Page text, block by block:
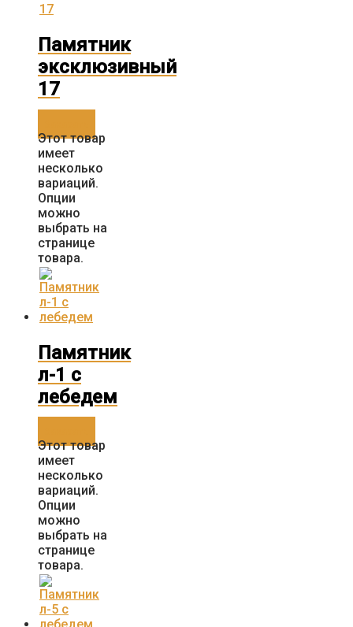
Памятник
эксклюзивный
17
Этот товар
имеет
несколько
вариаций.
Опции
можно
выбрать на
странице
товара.
Памятник
л-1 с
лебедем
Этот товар
имеет
несколько
вариаций.
Опции
можно
выбрать на
странице
товара.